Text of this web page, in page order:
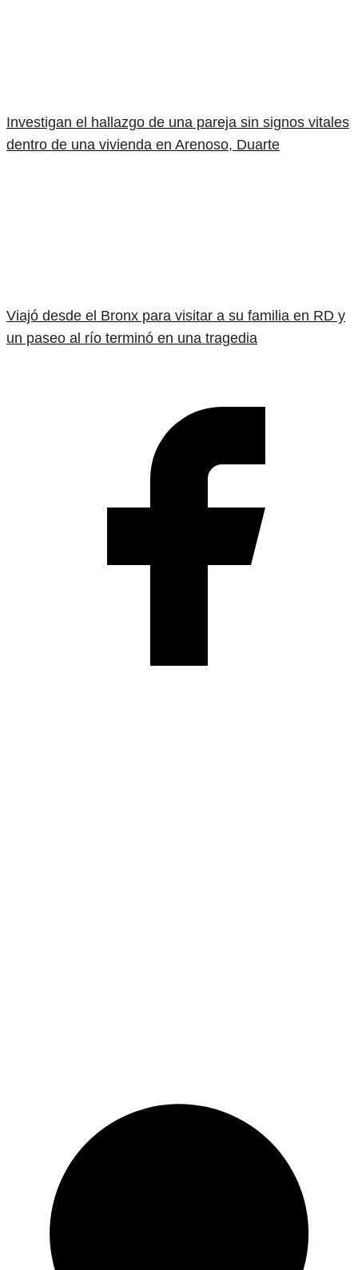
Investigan el hallazgo de una pareja sin signos vitales
dentro de una vivienda en Arenoso, Duarte
Viajó desde el Bronx para visitar a su familia en RD y
un paseo al río terminó en una tragedia